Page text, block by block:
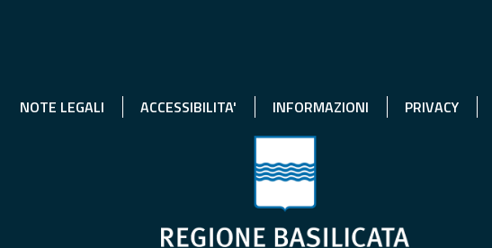
NOTE LEGALI ACCESSIBILITA' INFORMAZIONI PRIVACY